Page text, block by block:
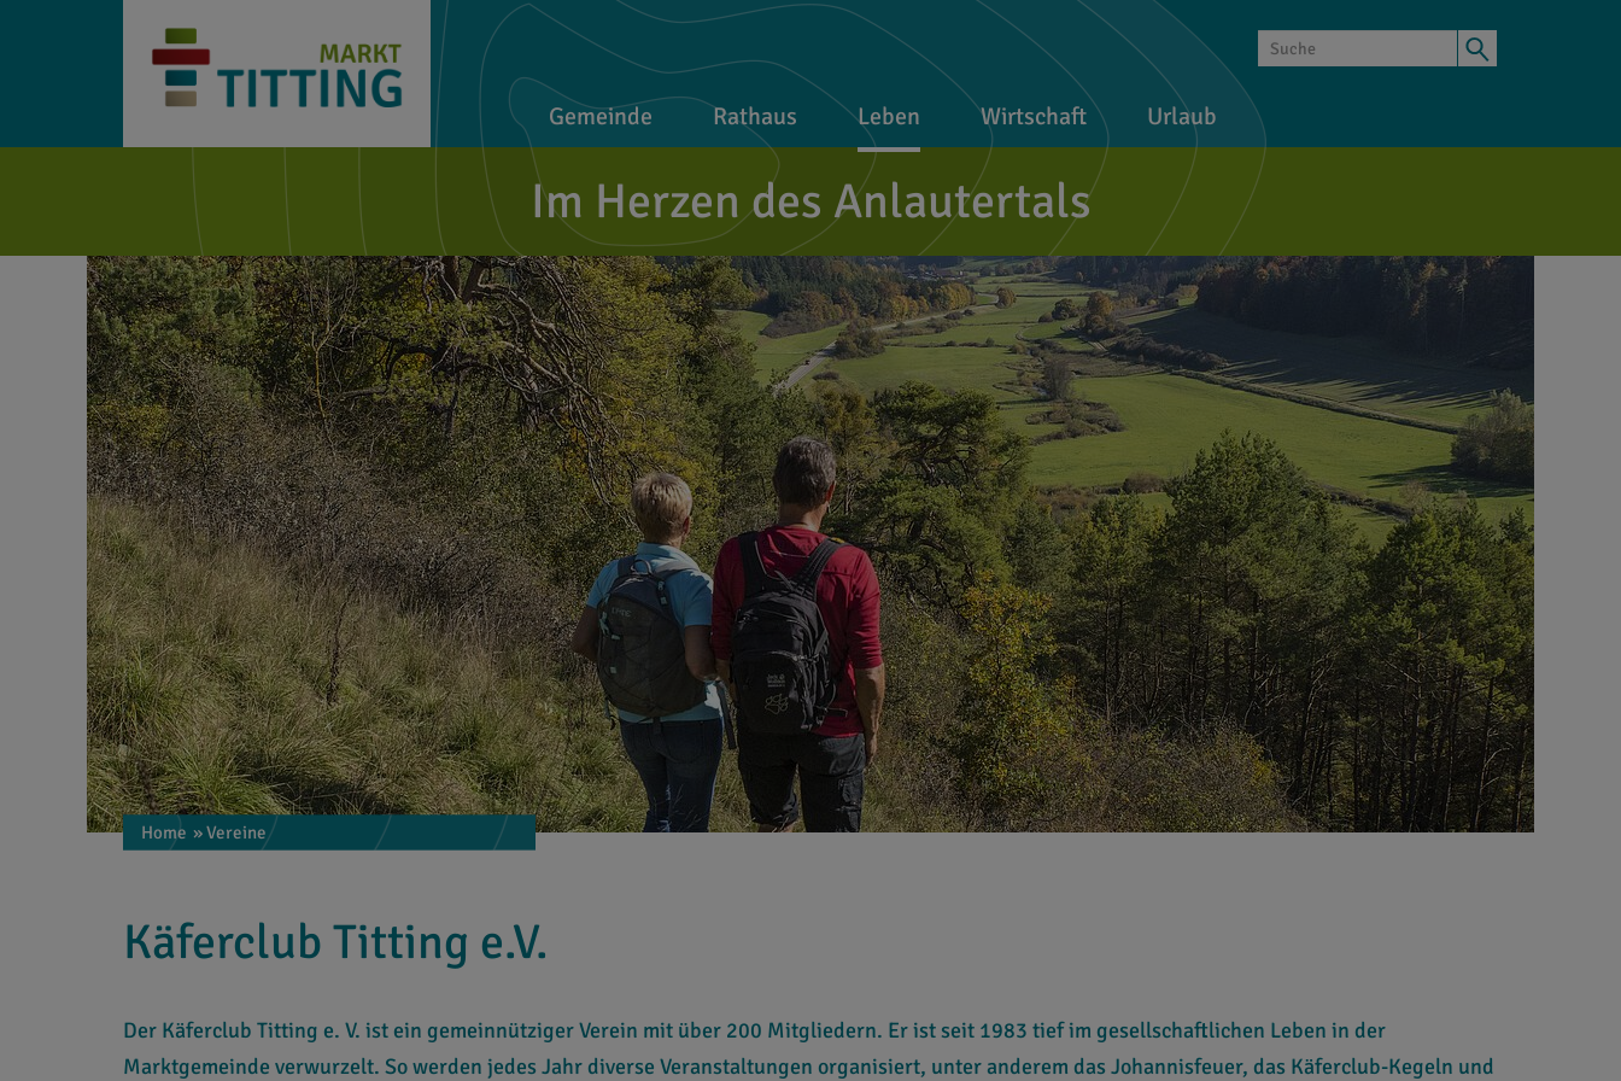
Gemeinde Rathaus Leben Wirtschaft Urlaub
Im Herzen des Anlautertals
Home » Vereine
Käferclub Titting e.V.
Der Käferclub Titting e. V. ist ein gemeinnütziger Verein mit über 200 Mitgliedern. Er ist seit 1983 tief im gesellschaftlichen Leben in der
Marktgemeinde verwurzelt. So werden jedes Jahr diverse Veranstaltungen organisiert, unter anderem das Johannisfeuer, das Käferclub-Kegeln und